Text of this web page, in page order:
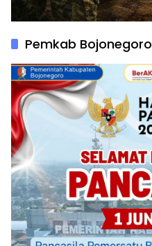
Pemkab Bojonegoro